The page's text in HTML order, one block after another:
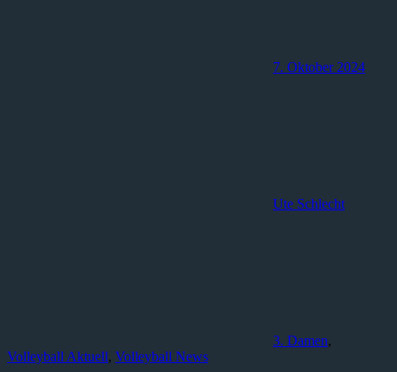
7. Oktober 2024
Ute Schlecht
3. Damen,
Volleyball Aktuell, Volleyball News